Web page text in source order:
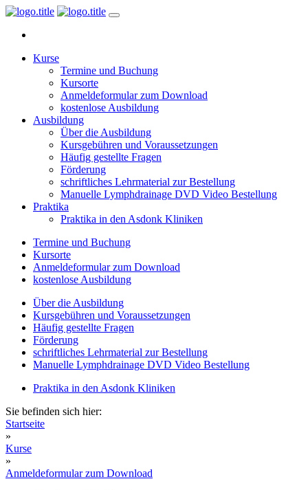
Kurse
Termine und Buchung
Kursorte
Anmeldeformular zum Download
kostenlose Ausbildung
Ausbildung
Über die Ausbildung
Kursgebühren und Voraussetzungen
Häufig gestellte Fragen
Förderung
schriftliches Lehrmaterial zur Bestellung
Manuelle Lymphdrainage DVD Video Bestellung
Praktika
Praktika in den Asdonk Kliniken
Termine und Buchung
Kursorte
Anmeldeformular zum Download
kostenlose Ausbildung
Über die Ausbildung
Kursgebühren und Voraussetzungen
Häufig gestellte Fragen
Förderung
schriftliches Lehrmaterial zur Bestellung
Manuelle Lymphdrainage DVD Video Bestellung
Praktika in den Asdonk Kliniken
Sie befinden sich hier:
Startseite
»
Kurse
»
Anmeldeformular zum Download